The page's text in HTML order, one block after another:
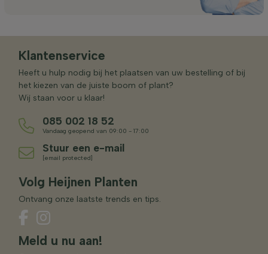
Klantenservice
Heeft u hulp nodig bij het plaatsen van uw bestelling of bij
het kiezen van de juiste boom of plant?
Wij staan voor u klaar!
085 002 18 52
Vandaag geopend van 09:00 - 17:00
Stuur een e-mail
[email protected]
Volg Heijnen Planten
Ontvang onze laatste trends en tips.
Meld u nu aan!